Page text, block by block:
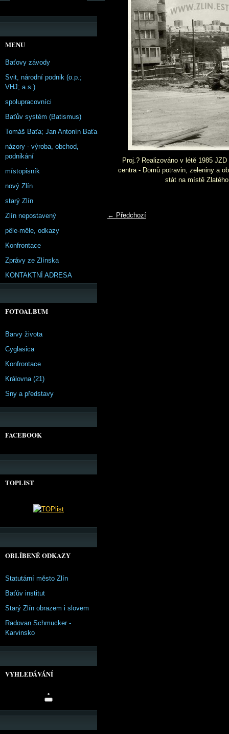
Proj.? Realizováno v létě 1985
centra - Domů potravin, zeleniny a
stát na místě
← Předchozí
MENU
Baťovy závody
Svit, národní podnik (o.p.;
VHJ; a.s.)
spolupracovníci
Baťův systém (Batismus)
Tomáš Baťa; Jan Antonín Baťa
názory - výroba, obchod,
podnikání
místopisník
nový Zlín
starý Zlín
Zlín nepostavený
pêle-mêle, odkazy
Konfrontace
Zprávy ze Zlínska
KONTAKTNÍ ADRESA
FOTOALBUM
Barvy života
Cyglasica
Konfrontace
Královna (21)
Sny a představy
FACEBOOK
TOPLIST
OBLÍBENÉ ODKAZY
Statutární město Zlín
Baťův institut
Starý Zlín obrazem i slovem
Radovan Schmucker -
Karvinsko
VYHLEDÁVÁNÍ